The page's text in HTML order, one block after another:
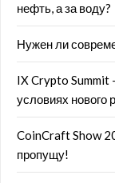
нефть, а за воду?
Нужен ли
IX Crypto Summit
условиях нового
CoinCraft Show
пропущу!